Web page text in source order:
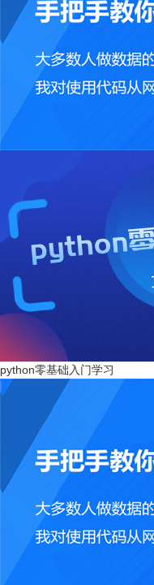
python零基础入门学习